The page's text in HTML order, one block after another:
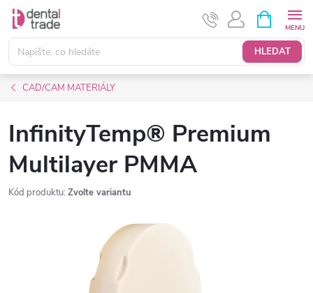
Přejít
obsah
HLEDAT
NÁKUPNÍ
KOŠÍK
CAD/CAM MATERIÁLY
InfinityTemp® Premium
Multilayer PMMA
Kód produktu: Zvolte variantu